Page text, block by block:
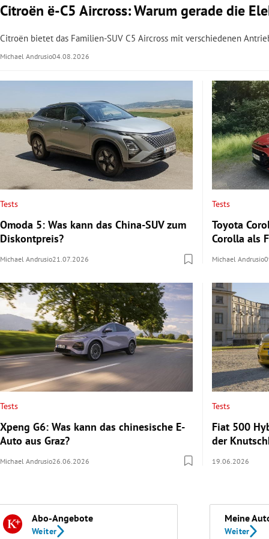
Citroën ë-C5 Aircross: Warum gerade die
Citroën bietet das Familien-SUV C5 Aircross mit verschiedenen
Michael Andrusio04.08.2026
Tests
Omoda 5: Was kann das China-SUV zum
Diskontpreis?
Michael Andrusio21.07.2026
Tests
Toyota
Corolla als
Michael Andrusio
Tests
Xpeng G6: Was kann das chinesische E-
Auto aus Graz?
Michael Andrusio26.06.2026
Tests
Fiat 500
der
19.06.2026
Abo-Angebote
Weiter
Meine
Weiter